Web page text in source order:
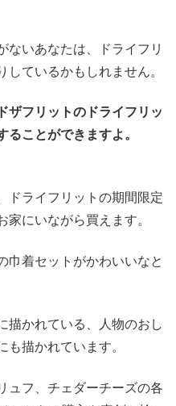
ないあなたは、ドライフリ
しているかもしれません。
ザフリットのドライフリッ
ることができますよ。
ドライフリットの期間限定
にいながら買えます。
巾着セットがかわいいなと
描かれている、人物のおし
も描かれています。
ュフ、チェダーチーズの各